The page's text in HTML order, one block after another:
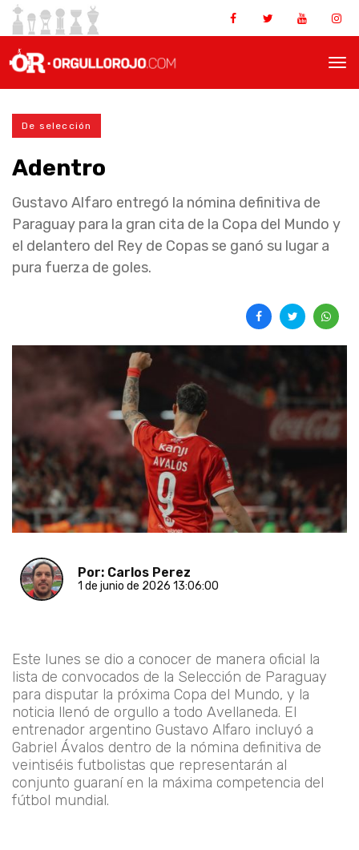
De selección
Adentro
Gustavo Alfaro entregó la nómina definitiva de
Paraguay para la gran cita de la Copa del Mundo y
el delantero del Rey de Copas se ganó su lugar a
pura fuerza de goles.
Por: Carlos Perez
1 de junio de 2026 13:06:00
Este lunes se dio a conocer de manera oficial la
lista de convocados de la Selección de Paraguay
para disputar la próxima Copa del Mundo, y la
noticia llenó de orgullo a todo Avellaneda. El
entrenador argentino Gustavo Alfaro incluyó a
Gabriel Ávalos dentro de la nómina definitiva de
veintiséis futbolistas que representarán al
conjunto guaraní en la máxima competencia del
fútbol mundial.